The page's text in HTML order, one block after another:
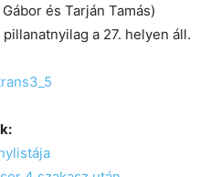
és Tarján Tamás)
a 27. helyen áll.